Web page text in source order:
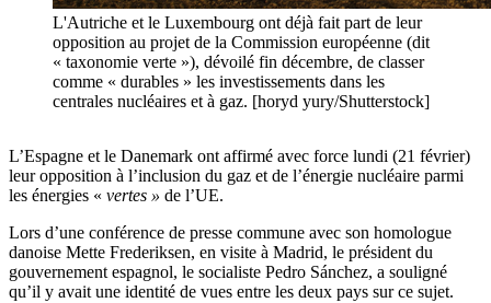
L'Autriche et le Luxembourg ont déjà fait part de leur
opposition au projet de la Commission européenne (dit
« taxonomie verte »), dévoilé fin décembre, de classer
comme « durables » les investissements dans les
centrales nucléaires et à gaz. [horyd yury/Shutterstock]
L’Espagne et le Danemark ont affirmé avec force lundi (21 février)
leur opposition à l’inclusion du gaz et de l’énergie nucléaire parmi
les énergies « vertes » de l’UE.
Lors d’une conférence de presse commune avec son homologue
danoise Mette Frederiksen, en visite à Madrid, le président du
gouvernement espagnol, le socialiste Pedro Sánchez, a souligné
qu’il y avait une identité de vues entre les deux pays sur ce sujet.